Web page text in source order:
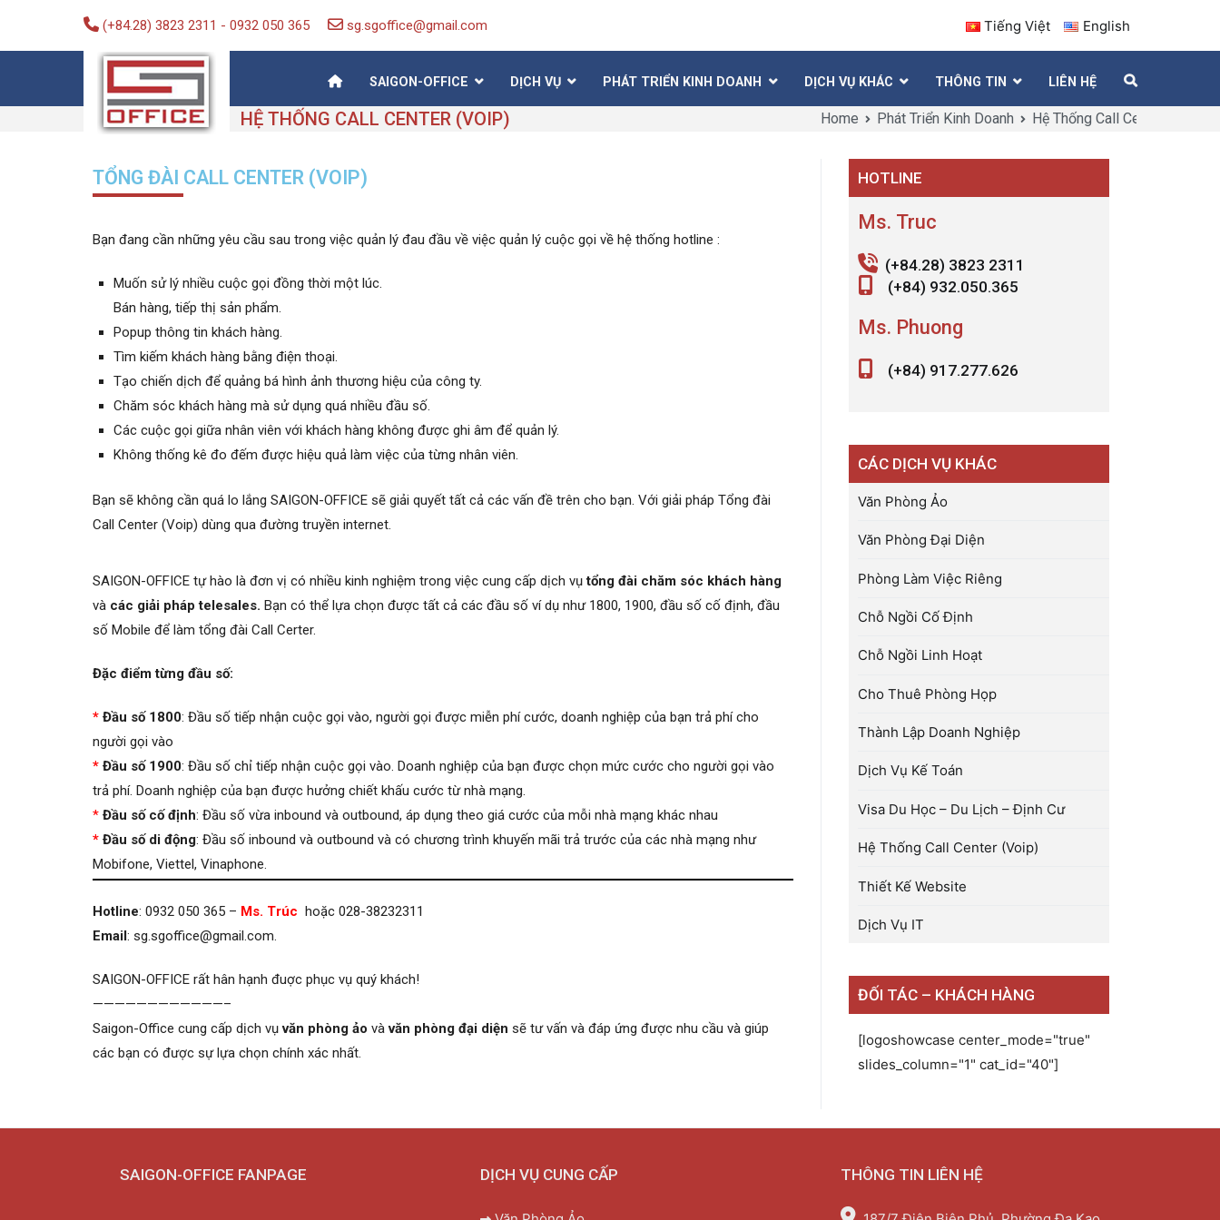
(+84.28) 3823 2311 - 0932 050 365 sg.sgoffice@gmail.com Tiếng Việt English
Saigon-Office
Saving Is Solution
SAIGON-OFFICE DỊCH VỤ PHÁT TRIỂN KINH DOANH DỊCH VỤ KHÁC THÔNG TIN LIÊN HỆ
HỆ THỐNG CALL CENTER (VOIP) Home Phát Triển Kinh Doanh Hệ Thống Call Center (Voip)
TỔNG ĐÀI CALL CENTER (VOIP)
Bạn đang cần những yêu cầu sau trong việc quản lý đau đầu về việc quản lý cuộc gọi về hệ thống hotline :
Muốn sử lý nhiều cuộc gọi đồng thời một lúc.
Bán hàng, tiếp thị sản phẩm.
Popup thông tin khách hàng.
Tìm kiếm khách hàng bằng điện thoại.
Tạo chiến dịch để quảng bá hình ảnh thương hiệu của công ty.
Chăm sóc khách hàng mà sử dụng quá nhiều đầu số.
Các cuộc gọi giữa nhân viên với khách hàng không được ghi âm để quản lý.
Không thống kê đo đếm được hiệu quả làm việc của từng nhân viên.
Bạn sẽ không cần quá lo lắng SAIGON-OFFICE sẽ giải quyết tất cả các vấn đề trên cho bạn. Với giải pháp Tổng đài
Call Center (Voip) dùng qua đường truyền internet.
SAIGON-OFFICE tự hào là đơn vị có nhiều kinh nghiệm trong việc cung cấp dịch vụtổng đài chăm sóc khách hàng
và các giải pháp telesales. Bạn có thể lựa chọn được tất cả các đầu số ví dụ như 1800, 1900, đầu số cố định, đầu
số Mobile để làm tổng đài Call Certer.
Đặc điểm từng đầu số:
* Đầu số 1800: Đầu số tiếp nhận cuộc gọi vào, người gọi được miễn phí cước, doanh nghiệp của bạn trả phí cho
người gọi vào
* Đầu số 1900: Đầu số chỉ tiếp nhận cuộc gọi vào. Doanh nghiệp của bạn được chọn mức cước cho người gọi vào
trả phí. Doanh nghiệp của bạn được hưởng chiết khấu cước từ nhà mạng.
* Đầu số cố định: Đầu số vừa inbound và outbound, áp dụng theo giá cước của mỗi nhà mạng khác nhau
* Đầu số di động: Đầu số inbound và outbound và có chương trình khuyến mãi trả trước của các nhà mạng như
Mobifone, Viettel, Vinaphone.
Hotline: 0932 050 365 – Ms. Trúc hoặc 028-38232311
Email: sg.sgoffice@gmail.com.
SAIGON-OFFICE rất hân hạnh đuợc phục vụ quý khách!
————————————–
Saigon-Office cung cấp dịch vụvăn phòng ảo vàvăn phòng đại diện sẽ tư vấn và đáp ứng được nhu cầu và giúp
các bạn có được sự lựa chọn chính xác nhất.
HOTLINE
Ms. Truc
(+84.28) 3823 2311
(+84) 932.050.365
Ms. Phuong
(+84) 917.277.626
CÁC DỊCH VỤ KHÁC
Văn Phòng Ảo
Văn Phòng Đại Diện
Phòng Làm Việc Riêng
Chỗ Ngồi Cố Định
Chỗ Ngồi Linh Hoạt
Cho Thuê Phòng Họp
Thành Lập Doanh Nghiệp
Dịch Vụ Kế Toán
Visa Du Học – Du Lịch – Định Cư
Hệ Thống Call Center (Voip)
Thiết Kế Website
Dịch Vụ IT
ĐỐI TÁC – KHÁCH HÀNG
[logoshowcase center_mode="true"
slides_column="1" cat_id="40"]
SAIGON-OFFICE FANPAGE DỊCH VỤ CUNG CẤP THÔNG TIN LIÊN HỆ